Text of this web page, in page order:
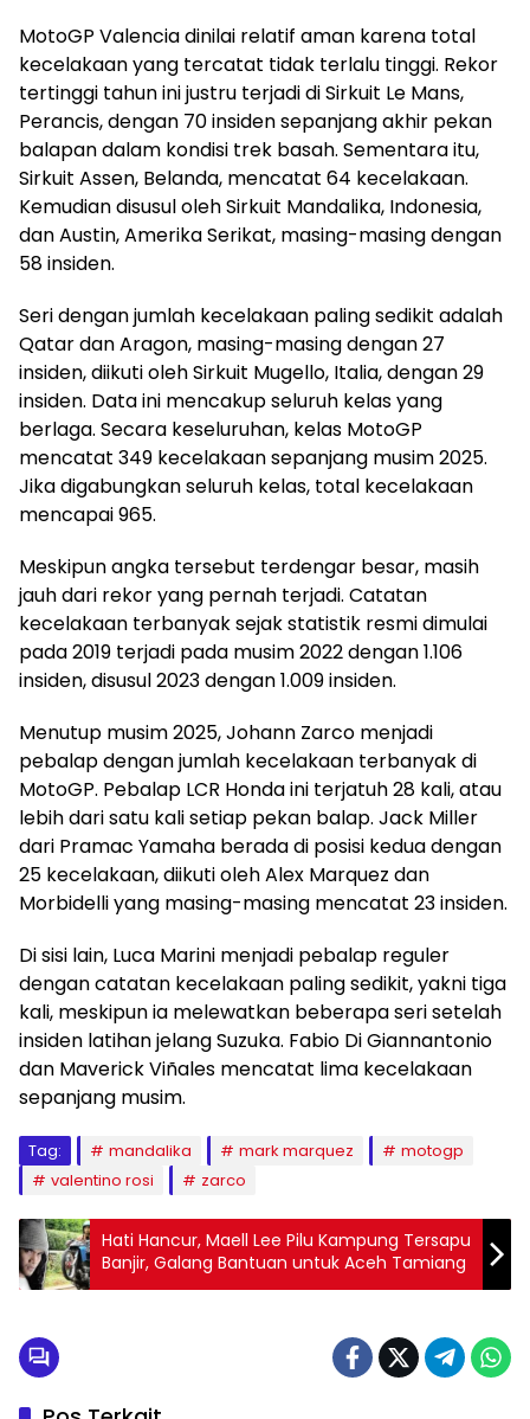
MotoGP Valencia dinilai relatif aman karena total
kecelakaan yang tercatat tidak terlalu tinggi. Rekor
tertinggi tahun ini justru terjadi di Sirkuit Le Mans,
Perancis, dengan 70 insiden sepanjang akhir pekan
balapan dalam kondisi trek basah. Sementara itu,
Sirkuit Assen, Belanda, mencatat 64 kecelakaan.
Kemudian disusul oleh Sirkuit Mandalika, Indonesia,
dan Austin, Amerika Serikat, masing-masing dengan
58 insiden.
Seri dengan jumlah kecelakaan paling sedikit adalah
Qatar dan Aragon, masing-masing dengan 27
insiden, diikuti oleh Sirkuit Mugello, Italia, dengan 29
insiden. Data ini mencakup seluruh kelas yang
berlaga. Secara keseluruhan, kelas MotoGP
mencatat 349 kecelakaan sepanjang musim 2025.
Jika digabungkan seluruh kelas, total kecelakaan
mencapai 965.
Meskipun angka tersebut terdengar besar, masih
jauh dari rekor yang pernah terjadi. Catatan
kecelakaan terbanyak sejak statistik resmi dimulai
pada 2019 terjadi pada musim 2022 dengan 1.106
insiden, disusul 2023 dengan 1.009 insiden.
Menutup musim 2025, Johann Zarco menjadi
pebalap dengan jumlah kecelakaan terbanyak di
MotoGP. Pebalap LCR Honda ini terjatuh 28 kali, atau
lebih dari satu kali setiap pekan balap. Jack Miller
dari Pramac Yamaha berada di posisi kedua dengan
25 kecelakaan, diikuti oleh Alex Marquez dan
Morbidelli yang masing-masing mencatat 23 insiden.
Di sisi lain, Luca Marini menjadi pebalap reguler
dengan catatan kecelakaan paling sedikit, yakni tiga
kali, meskipun ia melewatkan beberapa seri setelah
insiden latihan jelang Suzuka. Fabio Di Giannantonio
dan Maverick Viñales mencatat lima kecelakaan
sepanjang musim.
Tag: mandalika mark marquez
motogp
valentino rosi
zarco
Hati Hancur, Maell Lee Pilu Kampung Tersapu
Banjir, Galang Bantuan untuk Aceh Tamiang